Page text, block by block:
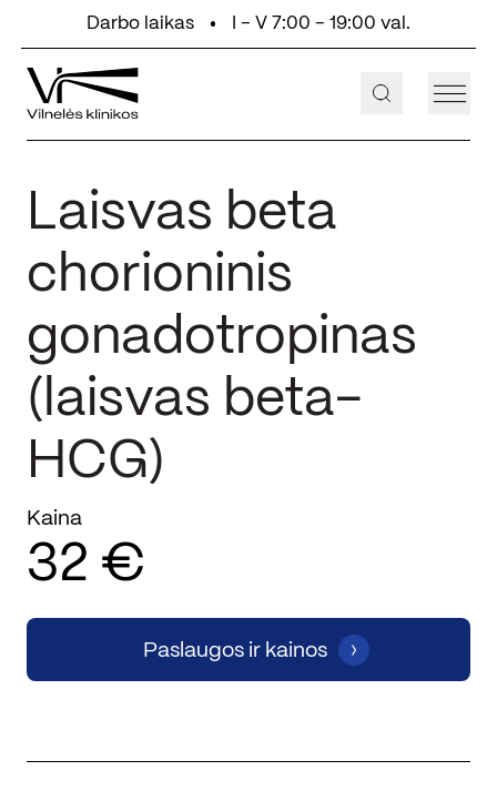
Eiti prie turinioDarbo laikas I - V 7:00 - 19:00 val.
+370 647 55 000
Laisvas beta
chorioninis
gonadotropinas
(laisvas beta-
HCG)
Kaina
32 €
Paslaugos ir kainos